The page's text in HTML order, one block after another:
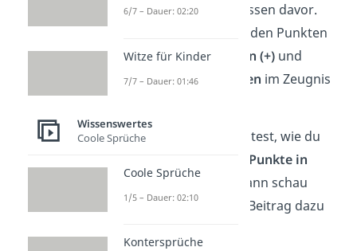
genauer als in den Klassen davor.
Denn hier werden mit den Punkten
jetzt auch diepositiven (+) und
negativen (-) Tendenzen im Zeugnis
Wenn du wissen möchtest, wie du
Punkte in
Noten umrechnest
, dann schau
dochhierin unserem Beitrag dazu
6/7 – Dauer: 02:20
Witze für Kinder
7/7 – Dauer: 01:46
Wissenswertes
Coole Sprüche
Coole Sprüche
1/5 – Dauer: 02:10
Kontersprüche